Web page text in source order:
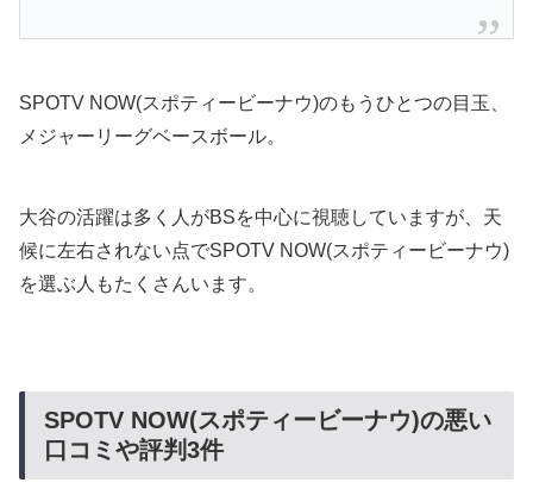
SPOTV NOW(スポティービーナウ)のもうひとつの目玉、
メジャーリーグベースボール。
大谷の活躍は多く人がBSを中心に視聴していますが、天
候に左右されない点でSPOTV NOW(スポティービーナウ)
を選ぶ人もたくさんいます。
SPOTV NOW(スポティービーナウ)の悪い
口コミや評判3件